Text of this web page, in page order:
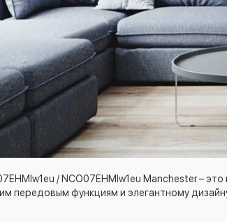
/ NCO07EHMIw1eu Manchester –
передовым функциям и элегантному